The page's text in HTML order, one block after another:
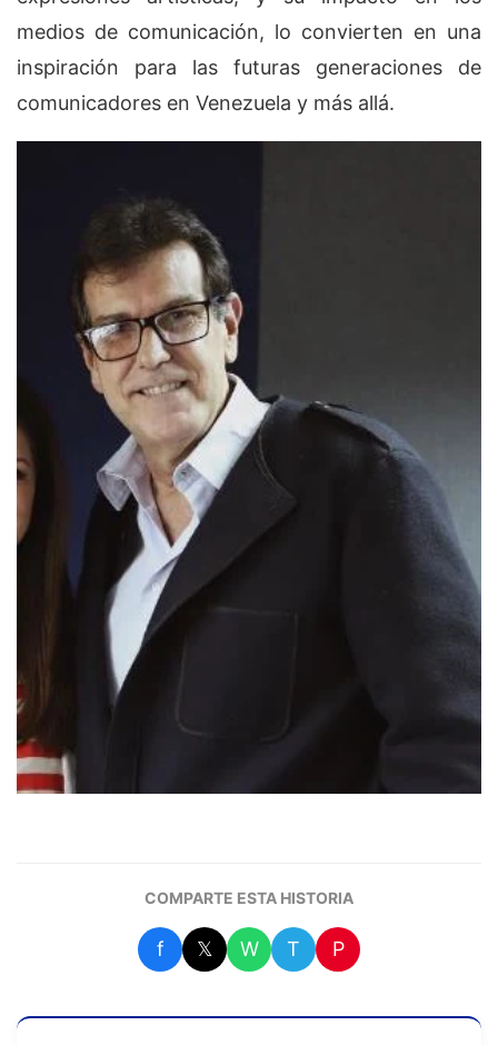
medios de comunicación, lo convierten en una
inspiración para las futuras generaciones de
comunicadores en Venezuela y más allá.
COMPARTE ESTA HISTORIA
f 𝕏 W T P